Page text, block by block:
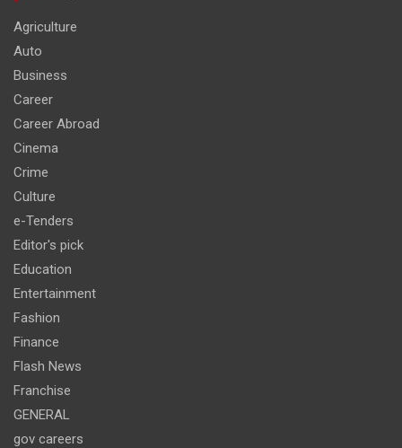
Agriculture
Auto
Business
Career
Career Abroad
Cinema
Crime
Culture
e-Tenders
Editor's pick
Education
Entertainment
Fashion
Finance
Flash News
Franchise
GENERAL
gov careers